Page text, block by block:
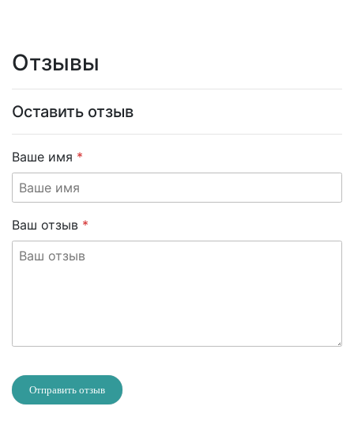
Отзывы
Оставить отзыв
Ваше имя
Ваш отзыв
Отправить отзыв